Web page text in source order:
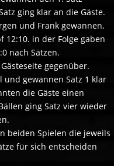
ging klar an die Gäste.
und Frank gewannen,
12:10. in der Folge gaben
nach Sätzen.
gegenüber.
und gewannen Satz 1 klar
die Gäste einen
ging Satz vier wieder
beiden Spielen die jeweils
für sich entscheiden